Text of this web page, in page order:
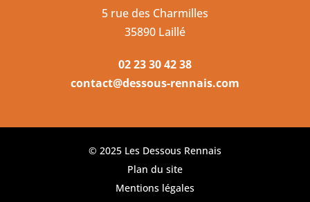
5 rue des Charmilles
35890 Laillé
02 23 30 42 38
contact@dessous-rennais.com
© 2025 Les Dessous Rennais
Plan du site
Mentions légales